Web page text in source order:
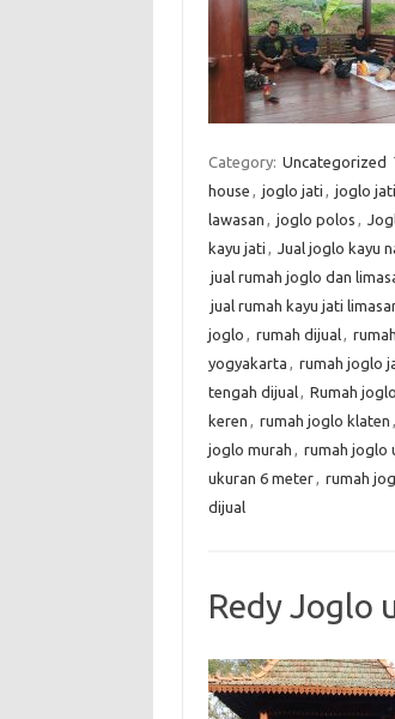
Category: Uncategorized
house , joglo jati , joglo
lawasan , joglo polos ,
kayu jati , Jual joglo kayu
jual rumah joglo dan
jual rumah kayu jati
joglo , rumah dijual,
yogyakarta , rumah joglo
tengah dijual, Rumah
keren , rumah joglo klaten ,
joglo murah , rumah joglo
ukuran 6 meter, rumah
dijual
Redy Joglo